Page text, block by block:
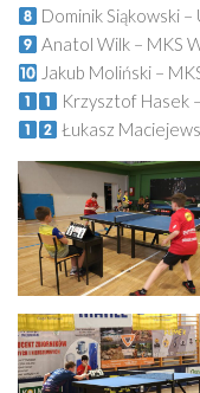
Dominik Siąkowski
Anatol Wilk – MKS
Jakub Moliński –
Krzysztof Hasek
Łukasz